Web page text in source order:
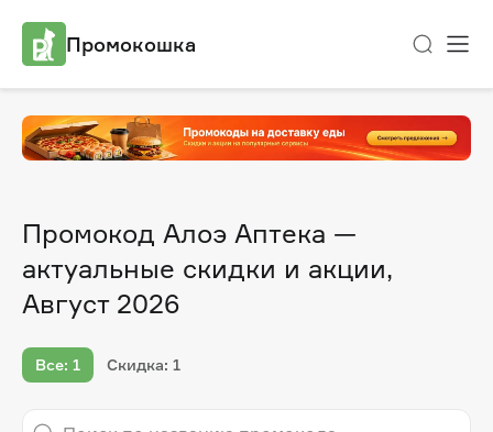
Промокошка
Промокод Алоэ Аптека —
актуальные скидки и акции,
Август 2026
Все: 1 Скидка: 1